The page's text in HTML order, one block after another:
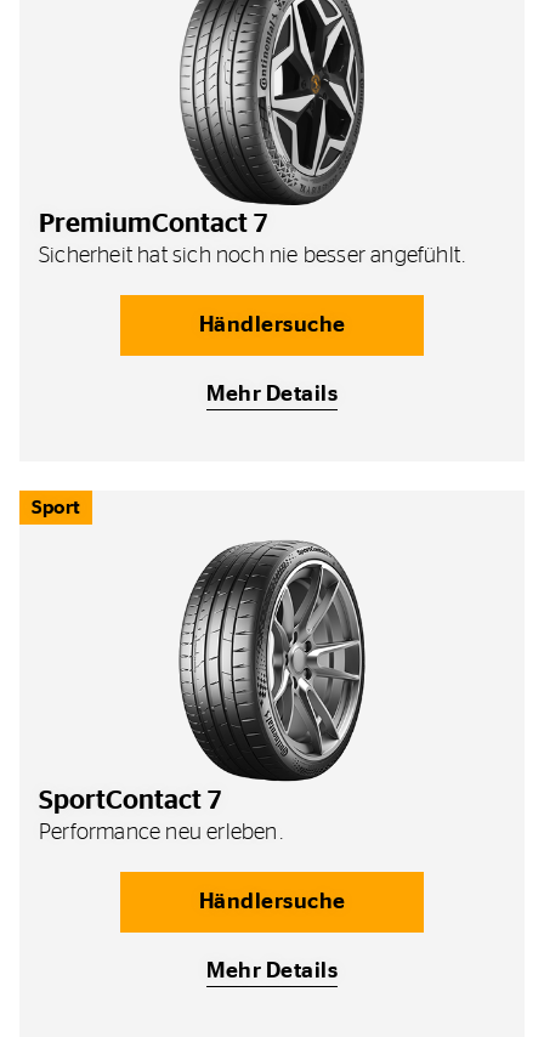
PremiumContact 7
Sicherheit hat sich noch nie besser angefühlt.
Händlersuche
Mehr Details
Sport
SportContact 7
Performance neu erleben.
Händlersuche
Mehr Details